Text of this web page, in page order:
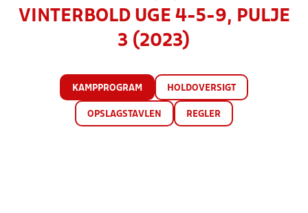
VINTERBOLD UGE 4-5-9, PULJE
3 (2023)
KAMPPROGRAM HOLDOVERSIGT
OPSLAGSTAVLEN REGLER